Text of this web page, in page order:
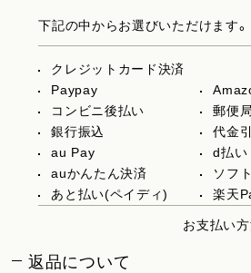
下記の中からお選びいただけます。
クレジットカード決済
Paypay
コンビニ後払い
郵便
銀行振込
代金
au Pay
d払い
auかんたん決済
ソフ
あと払い(ペイディ)
楽天
お支払い
返品について